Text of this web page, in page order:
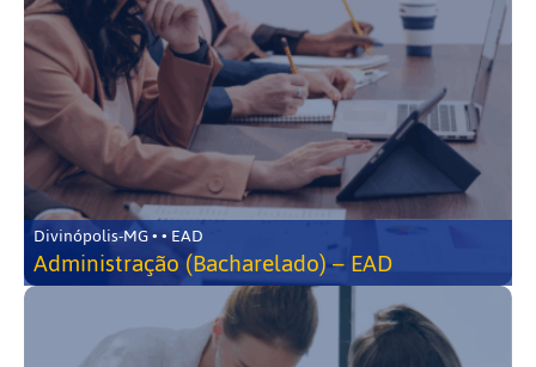
Divinópolis-MG • • EAD
Administração (Bacharelado) – EAD